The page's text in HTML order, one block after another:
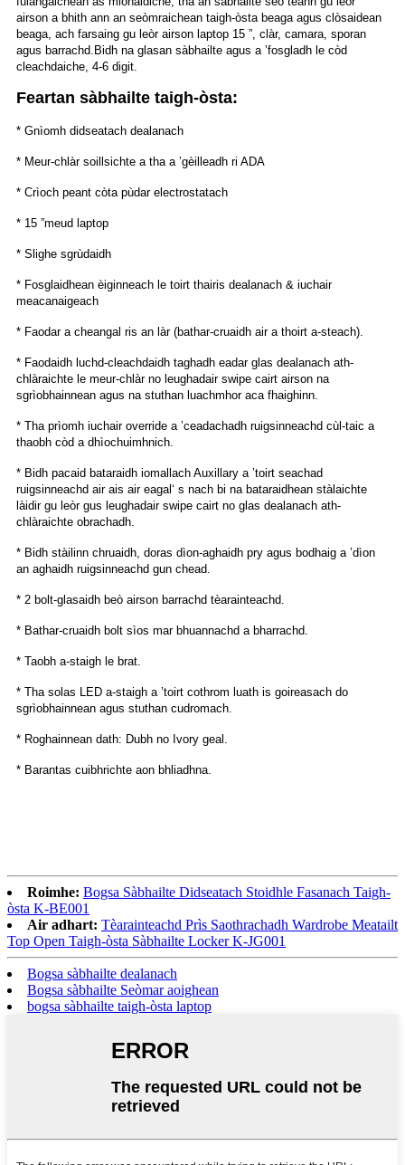
airson a bhith ann an seòmraichean taigh-òsta beaga agus clòsaidean
beaga, ach farsaing gu leòr airson laptop 15 ”, clàr, camara, sporan
agus barrachd. Bidh na glasan sàbhailte agus a ’fosgladh le còd
cleachdaiche, 4-6 digit.
Feartan sàbhailte taigh-òsta:
* Gnìomh didseatach dealanach
* Meur-chlàr soillsichte a tha a ’gèilleadh ri ADA
* Crìoch peant còta pùdar electrostatach
* 15 ”meud laptop
* Slighe sgrùdaidh
* Fosglaidhean èiginneach le toirt thairis dealanach & iuchair
meacanaigeach
* Faodar a cheangal ris an làr (bathar-cruaidh air a thoirt a-steach).
* Faodaidh luchd-cleachdaidh taghadh eadar glas dealanach ath-
chlàraichte le meur-chlàr no leughadair swipe cairt airson na
sgrìobhainnean agus na stuthan luachmhor aca fhaighinn.
* Tha prìomh iuchair override a ’ceadachadh ruigsinneachd cùl-taic a
thaobh còd a dhìochuimhnich.
* Bidh pacaid bataraidh iomallach Auxillary a ’toirt seachad
ruigsinneachd air ais air eagal‘ s nach bi na bataraidhean stàlaichte
làidir gu leòr gus leughadair swipe cairt no glas dealanach ath-
chlàraichte obrachadh.
* Bidh stàilinn chruaidh, doras dìon-aghaidh pry agus bodhaig a ’dìon
an aghaidh ruigsinneachd gun chead.
* 2 bolt-glasaidh beò airson barrachd tèarainteachd.
* Bathar-cruaidh bolt sìos mar bhuannachd a bharrachd.
* Taobh a-staigh le brat.
* Tha solas LED a-staigh a ’toirt cothrom luath is goireasach do
sgrìobhainnean agus stuthan cudromach.
* Roghainnean dath: Dubh no Ivory geal.
* Barantas cuibhrichte aon bhliadhna.
Roimhe: Bogsa Sàbhailte Didseatach Stoidhle Fasanach Taigh-
òsta K-BE001
Air adhart: Tèarainteachd Prìs Saothrachadh Wardrobe Meatailt
Top Open Taigh-òsta Sàbhailte Locker K-JG001
Bogsa sàbhailte dealanach
Bogsa sàbhailte Seòmar aoighean
bogsa sàbhailte taigh-òsta laptop